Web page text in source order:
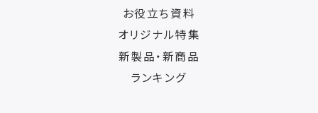
お役立ち資料
オリジナル特集
新製品・新商品
ランキング